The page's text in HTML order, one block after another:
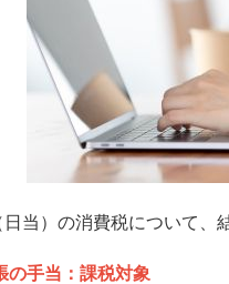
当）の消費税について、
の手当：課税対象